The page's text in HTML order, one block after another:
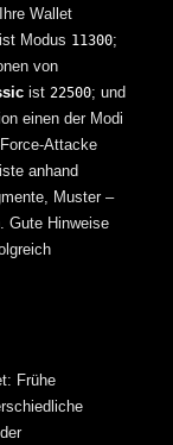
Wallet
ist Modus 11300;
von
ist 22500; und
einen der Modi
Attacke
anhand
Muster –
Gute Hinweise
Frühe